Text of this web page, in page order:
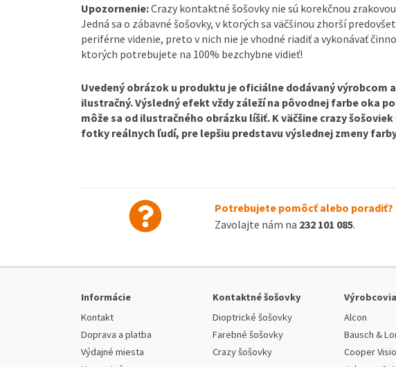
Upozornenie:Crazy kontaktné šošovky nie sú korekčnou
Jedná sa o zábavné šošovky, v ktorých sa väčšinou zhorší
periférne videnie, preto v nich nie je vhodné riadiť a vykonávať
ktorých potrebujete na 100% bezchybne vidieť!
Uvedený obrázok u produktu je oficiálne dodávaný výrobcom
ilustračný. Výsledný efekt vždy záleží na pôvodnej farbe oka
môže sa od ilustračného obrázku líšiť. K väčšine crazy
fotky reálnych ľudí, pre lepšiu predstavu výslednej zmeny
Potrebujete pomôcť alebo poradiť?
Zavolajte nám na 232 101 085.
Informácie
Kontakt
Doprava a platba
Výdajné miesta
Kontaktné šošovky
Dioptrické šošovky
Farebné šošovky
Crazy šošovky
Výrobcovia
Alcon
Bausch &
Cooper